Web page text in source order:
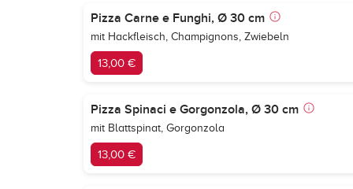
Pizza Carne e Funghi, Ø 30 cm
mit Hackfleisch, Champignons, Zwiebeln
13,00 €
Pizza Spinaci e Gorgonzola, Ø 30 cm
mit Blattspinat, Gorgonzola
13,00 €